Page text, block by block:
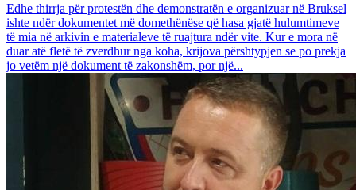
Edhe thirrja për protestën dhe demonstratën e organizuar në Bruksel
ishte ndër dokumentet më domethënëse që hasa gjatë hulumtimeve
të mia në arkivin e materialeve të ruajtura ndër vite. Kur e mora në
duar atë fletë të zverdhur nga koha, krijova përshtypjen se po prekja
jo vetëm një dokument të zakonshëm, por një...